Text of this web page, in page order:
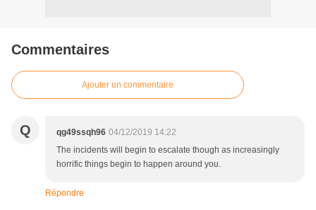
Commentaires
Ajouter un commentaire
Q qg49ssqh96 04/12/2019 14:22
The incidents will begin to escalate though as increasingly
horrific things begin to happen around you.
Répondre